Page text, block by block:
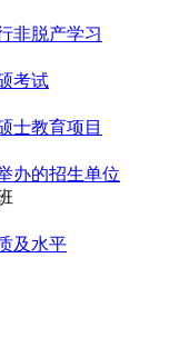
非脱产学习
考试
士教育项目
办的招生单位
及水平